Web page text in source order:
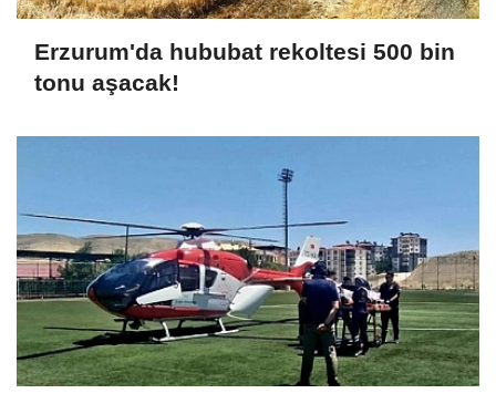
Erzurum'da hububat rekoltesi 500 bin
tonu aşacak!